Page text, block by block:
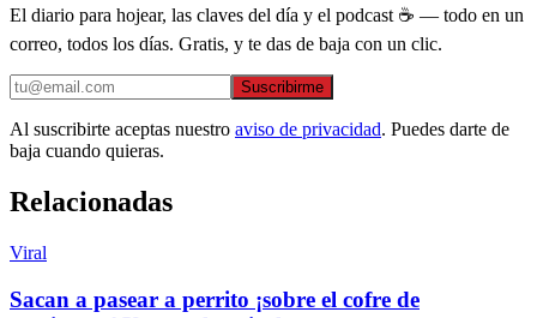
El diario para hojear, las claves del día y el podcast ☕ — todo en un
correo, todos los días. Gratis, y te das de baja con un clic.
Suscribirme
Al suscribirte aceptas nuestro aviso de privacidad. Puedes darte de
baja cuando quieras.
Relacionadas
Viral
Sacan a pasear a perrito ¡sobre el cofre de